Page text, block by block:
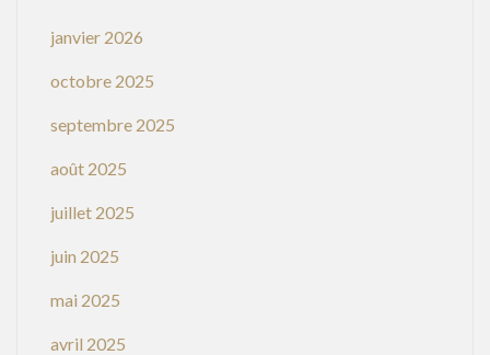
janvier 2026
octobre 2025
septembre 2025
août 2025
juillet 2025
juin 2025
mai 2025
avril 2025